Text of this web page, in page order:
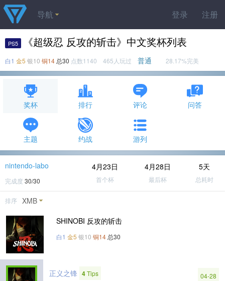
登录 注册
导航
PS5 《超级忍 反攻的斩击》中文奖杯列表
白1 金5 银10 铜14 总30 点数1140 465人玩过 普通 28.17%完美
奖杯 排行 评论 问答
主题 约战 游列
nintendo-labo
完成度 30/30
4月23日
首个杯
4月28日
最后杯
5天
总耗时
排序 XMB
SHINOBI 反攻的斩击
白1 金5 银10 铜14 总30
正义之锋 4Tips
04-28